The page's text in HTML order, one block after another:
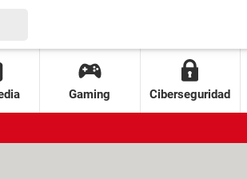
Gaming Ciberseguridad